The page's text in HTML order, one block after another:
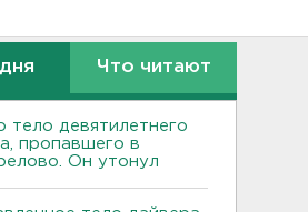
Что читают
тело девятилетнего
пропавшего в
Он утонул